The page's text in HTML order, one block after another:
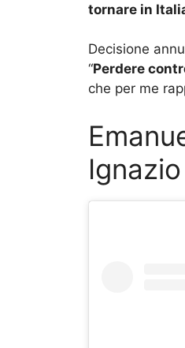
tornare in
Decisione
“Perdere
che per me